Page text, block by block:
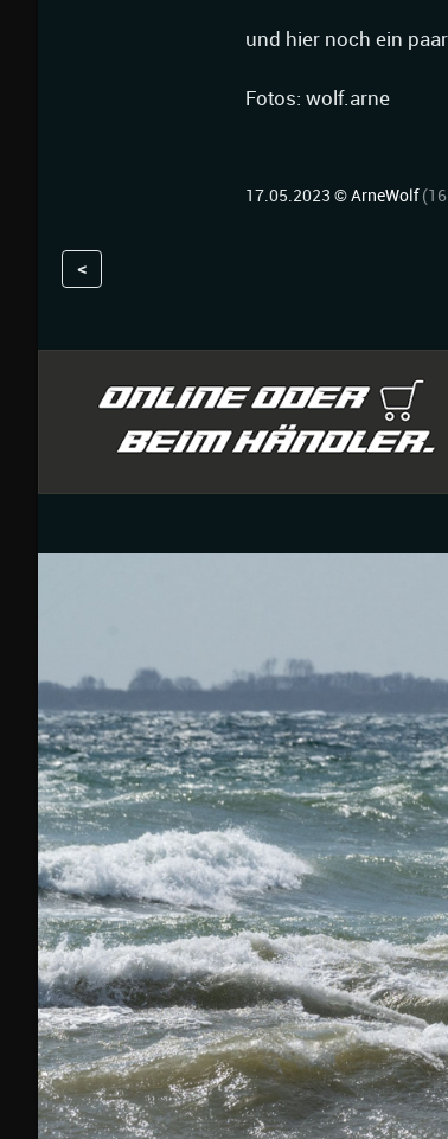
und hier noch ein
Fotos: wolf.arne
17.05.2023 ©ArneWolf
<